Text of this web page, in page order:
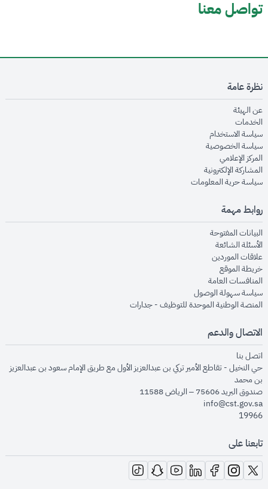
تواصل معنا
نظرة عامة
عن الهيئةopens in new window
الخدماتopens in new window
سياسة الاستخدام
سياسة الخصوصيةopens in new window
المركز الإعلاميopens in new window
المشاركة الإلكترونيةopens in new window
سياسة حرية المعلوماتopens in new window
روابط مهمة
البيانات المفتوحةopens in new window
الأسئلة الشائعةopens in new window
علاقات الموردينopens in new window
خريطة الموقعopens in new window
المنافسات العامةopens in new window
سياسة سهولة الوصولopens in new window
المنصة الوطنية الموحدة للتوظيف - جداراتopens in new window
الاتصال والدعم
اتصل بنا
حي النخيل - تقاطع الأمير تركي بن عبدالعزيز الأول مع طريق الإمام سعود بن عبدالعزيز
بن محمد
صندوق البريد 75606 – الرياض 11588
info@cst.gov.sa
19966
تابعنا على
opens in new window
opens in new window
opens in new window
opens in new window
opens in new window
opens in new window
opens in new window